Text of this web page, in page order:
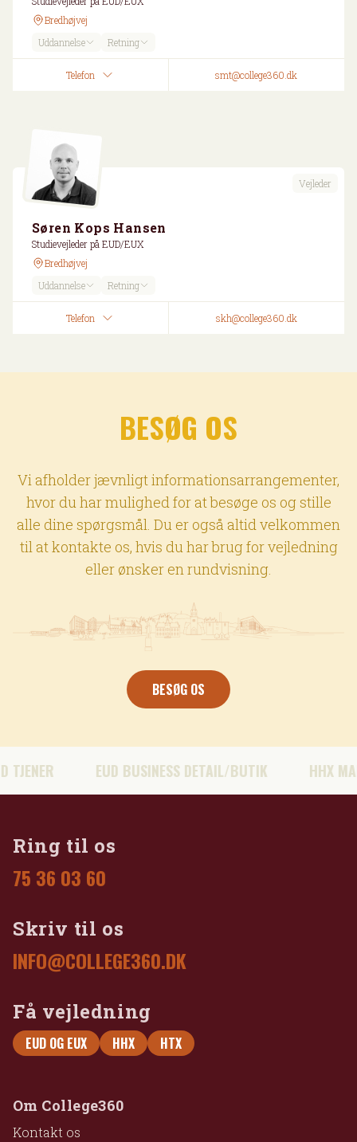
Bredhøjvej
Uddannelse
Retning
Telefon smt@college360.dk
Vejleder
Søren Kops Hansen
Studievejleder på EUD/EUX
Bredhøjvej
Uddannelse
Retning
Telefon skh@college360.dk
BESØG OS
Vi afholder jævnligt informationsarrangementer,
hvor du har mulighed for at besøge os og stille
alle dine spørgsmål. Du er også altid velkommen
til at kontakte os, hvis du har brug for vejledning
eller ønsker en rundvisning.
BESØG OS
EUD BUSINESS DETAIL/BUTIK HHX
Ring til os
75 36 03 60
Skriv til os
INFO@COLLEGE360.DK
Få vejledning
EUD OG EUX HHX HTX
Om College360
Kontakt os